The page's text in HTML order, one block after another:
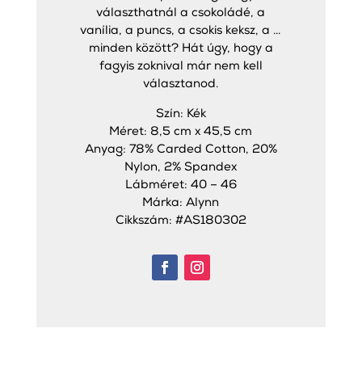
választhatnál a csokoládé, a
vanília, a puncs, a csokis keksz, a …
minden között? Hát úgy, hogy a
fagyis zoknival már nem kell
választanod.
Szín: Kék
Méret: 8,5 cm x 45,5 cm
Anyag: 78% Carded Cotton, 20%
Nylon, 2% Spandex
Lábméret: 40 – 46
Márka: Alynn
Cikkszám: #AS180302